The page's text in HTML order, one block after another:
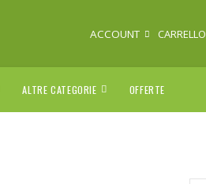
ACCOUNT CARRELLO
ALTRE CATEGORIE OFFERTE